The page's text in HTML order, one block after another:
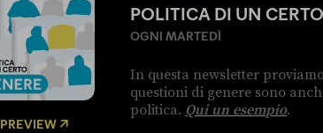
PREVIEW
POLITICA DI UN
OGNI MARTEDÌ
In questa newsletter
questioni di genere sono
politica. Qui un esempio.